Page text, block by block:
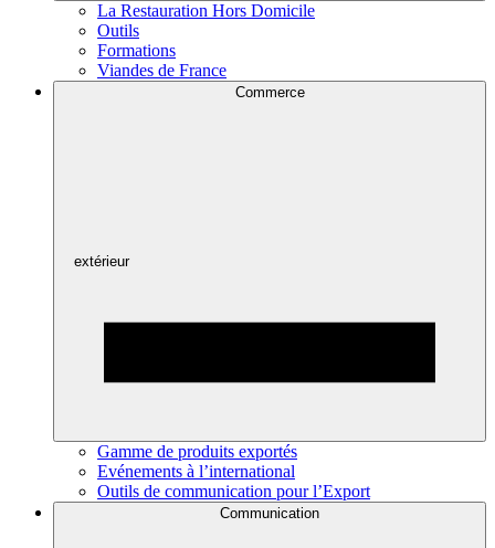
La Restauration Hors Domicile
Outils
Formations
Viandes de France
Commerce
extérieur
Gamme de produits exportés
Evénements à l’international
Outils de communication pour l’Export
Communication